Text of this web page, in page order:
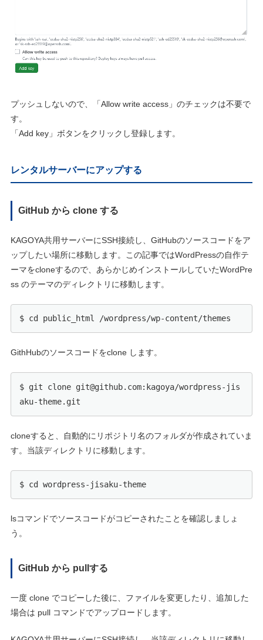
プッシュしないので、「Allow write access」のチェックは不要で
す。
「Add key」ボタンをクリックし登録します。
レンタルサーバーにアップする
GitHub から clone する
KAGOYA共用サーバーにSSH接続し、GitHubのソースコードをア
ップしたい場所に移動します。この記事ではWordPressの自作テ
ーマをcloneするので、あらかじめインストールしていたWordPre
ss のテーマのディレクトリに移動します。
$ cd public_html /wordpress/wp-content/themes
GithHubのソースコードをclone します。
$ git clone git@github.com:kagoya/wordpress-jis
aku-theme.git
cloneすると、自動的にリポジトリ名のフォルダが作成されていま
す。当該ディレクトリに移動します。
$ cd wordpress-jisaku-theme
lsコマンドでソースコードがコピーされたことを確認しましょ
う。
GitHub から pullする
一度 clone でコピーした後に、ファイルを変更したり、追加した
場合は pull コマンドでアップロードします。